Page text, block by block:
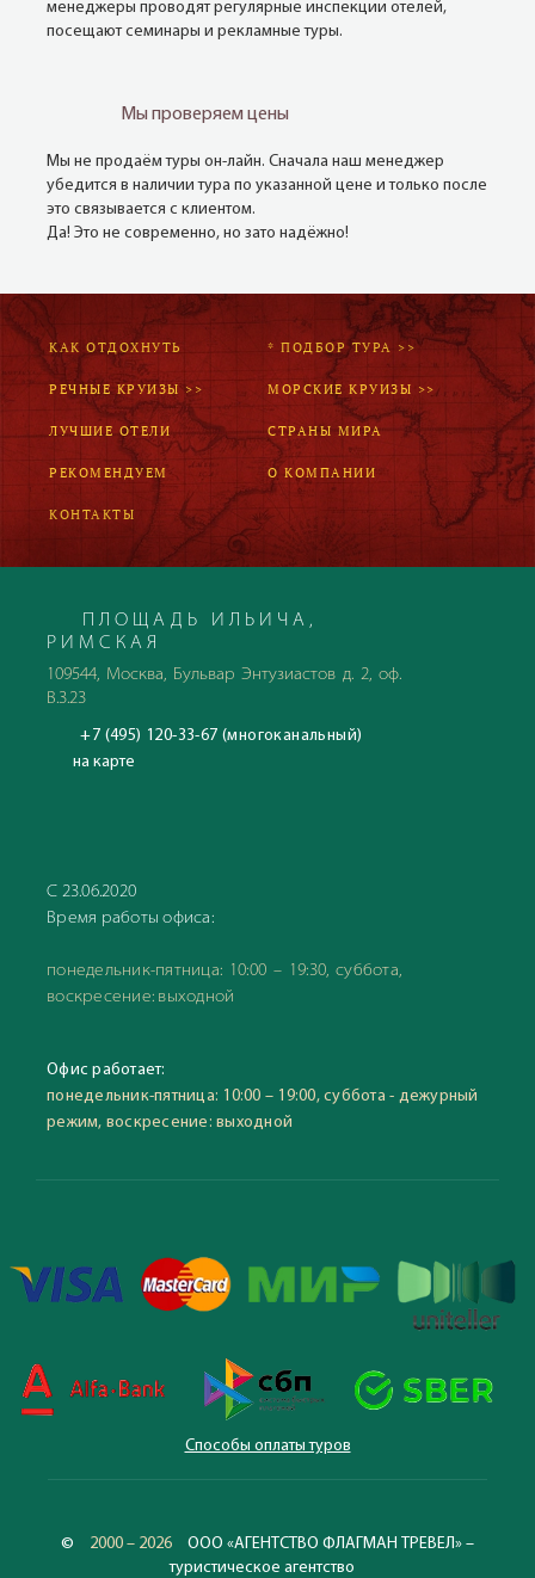
менеджеры проводят регулярные инспекции отелей,
посещают семинары и рекламные туры.
Мы проверяем цены
Мы не продаём туры он-лайн. Сначала наш менеджер
убедится в наличии тура по указанной цене и только после
это связывается с клиентом.
Да! Это не современно, но зато надёжно!
КАК ОТДОХНУТЬ * ПОДБОР ТУРА >>
РЕЧНЫЕ КРУИЗЫ >> МОРСКИЕ КРУИЗЫ >>
ЛУЧШИЕ ОТЕЛИ СТРАНЫ МИРА
РЕКОМЕНДУЕМ О КОМПАНИИ
КОНТАКТЫ
ПЛОЩАДЬ ИЛЬИЧА,
РИМСКАЯ
109544, Москва, Бульвар Энтузиастов д. 2, оф.
В.3.23
+7 (495) 120-33-67 (многоканальный)
на карте
С 23.06.2020
Время работы офиса:
понедельник-пятница: 10:00 – 19:30, суббота,
воскресение: выходной
Офис работает:
понедельник-пятница: 10:00 – 19:00, суббота - дежурный
режим, воскресение: выходной
Способы оплаты туров
© 2000 – 2026
ООО «АГЕНТСТВО ФЛАГМАН ТРЕВЕЛ» –
туристическое агентство